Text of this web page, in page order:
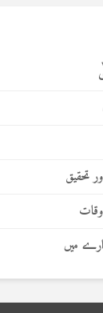
تحقیق
میں